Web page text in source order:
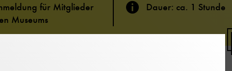
für Mitglieder
Museums
Dauer: ca. 1 Stunde